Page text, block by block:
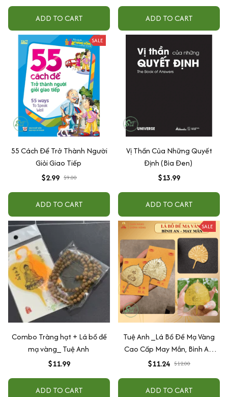
ADD TO CART ADD TO CART
SALE
55 Cách Để Trở Thành Người
Giỏi Giao Tiếp
$2.99 $9.00
ADD TO CART
Vị Thần Của Những Quyết
Định (Bìa Đen)
$13.99
ADD TO CART
Combo Tràng hạt + Lá bồ đề
mạ vàng_ Tuệ Anh
$11.99
ADD TO CART
SALE
Tuệ Anh _Lá Bồ Đề Mạ Vàng
Cao Cấp May Mắn, Bình An,
Chiêu Tài Lộc
$11.24 $12.00
ADD TO CART